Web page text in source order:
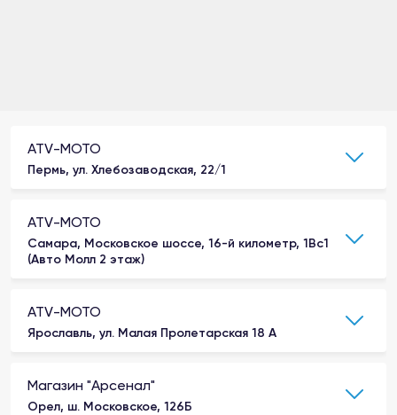
ATV-MOTO
Пермь, ул. Хлебозаводская, 22/1
ATV-MOTO
Самара, Московское шоссе, 16-й километр, 1Вс1
(Авто Молл 2 этаж)
ATV-MOTO
Ярославль, ул. Малая Пролетарская 18 А
Магазин "Арсенал"
Орел, ш. Московское, 126Б